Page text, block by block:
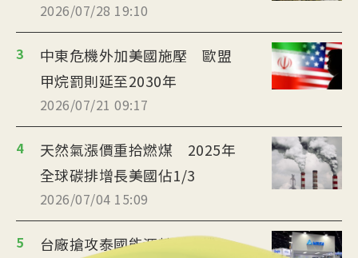
2026/07/28 19:10
3
中東危機外加美國施壓 歐盟
甲烷罰則延至2030年
2026/07/21 09:17
4
天然氣漲價重拾燃煤 2025年
全球碳排增長美國佔1/3
2026/07/04 15:09
5
台廠搶攻泰國能源轉型商機